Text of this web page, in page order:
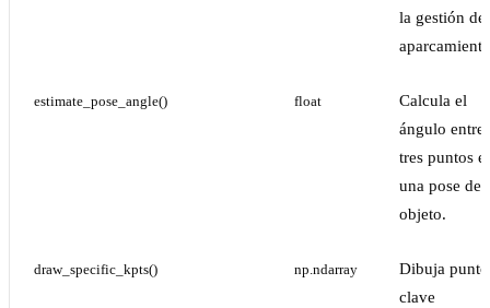
la gestión de
estimate_pose_angle() float
Calcula el
ángulo entre
tres puntos
una pose de
objeto.
draw_specific_kpts() np.ndarray
Dibuja
clave